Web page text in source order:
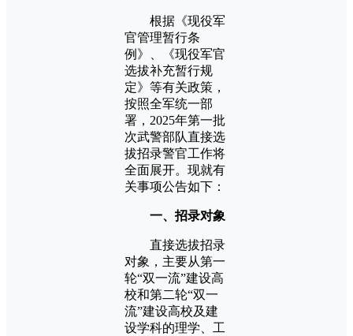
根据《现役军
官管理暂行条
例》、《现役军官
选拔补充暂行规
定》等有关政策，
按照全军统一部
署，2025年第一批
次武警部队直接选
拔招录警官工作将
全面展开。现就有
关事项公告如下：
一、招录对象
直接选拔招录
对象，主要从第一
轮“双一流”建设高
校和第二轮“双一
流”建设高校及建
设学科的理学、工